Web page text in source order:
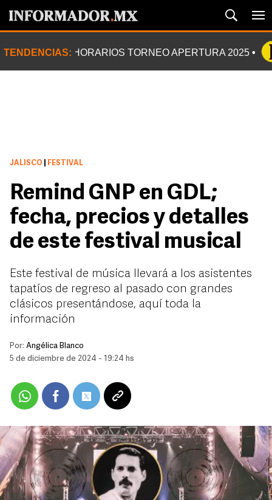
TENDENCIAS: HORARIOS TORNEO APERTURA 2025
JALISCO FESTIVAL
Remind GNP en GDL;
fecha, precios y detalles
de este festival musical
Este festival de música llevará a los asistentes
tapatíos de regreso al pasado con grandes
clásicos presentándose, aquí toda la
información
Por: Angélica Blanco
5 de diciembre de 2024 - 19:24 hs